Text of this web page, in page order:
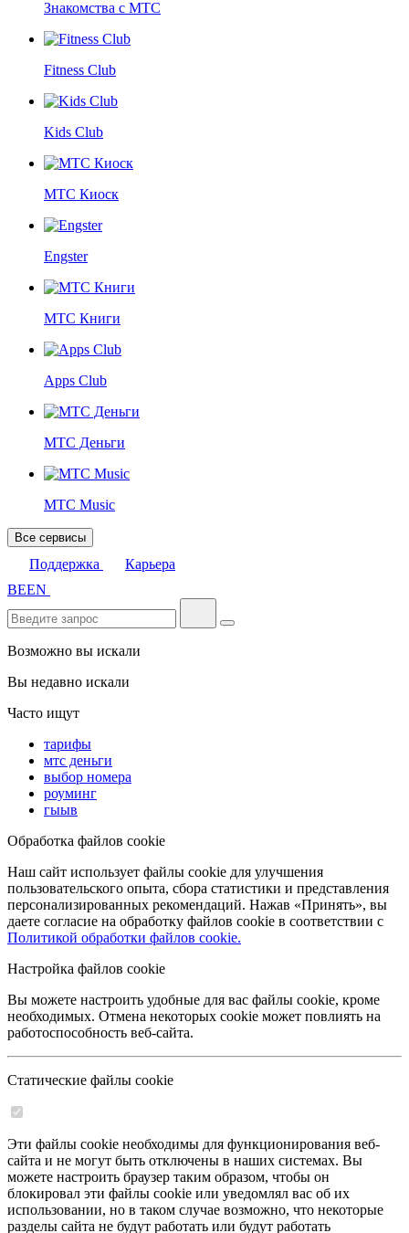
Знакомства с МТС
Fitness Club
Kids Club
МТС Киоск
Engster
МТС Книги
Apps Club
МТС Деньги
МТС Music
Все сервисы
Поддержка
Карьера
BEEN
Возможно вы искали
Вы недавно искали
Часто ищут
тарифы
мтс деньги
выбор номера
роуминг
гыыв
Обработка файлов cookie
Наш сайт использует файлы cookie для улучшения
пользовательского опыта, сбора статистики и представления
персонализированных рекомендаций. Нажав «Принять», вы
даете согласие на обработку файлов cookie в соответствии с
Политикой обработки файлов cookie.
Настройка файлов cookie
Вы можете настроить удобные для вас файлы cookie, кроме
необходимых. Отмена некоторых cookie может повлиять на
работоспособность веб-сайта.
Статические файлы cookie
Эти файлы cookie необходимы для функционирования веб-
сайта и не могут быть отключены в наших системах. Вы
можете настроить браузер таким образом, чтобы он
блокировал эти файлы cookie или уведомлял вас об их
использовании, но в таком случае возможно, что некоторые
разделы сайта не будут работать или будут работать